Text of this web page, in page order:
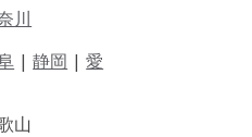
川
|静岡 |愛
山